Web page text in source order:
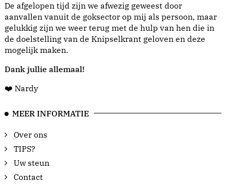
De afgelopen tijd zijn we afwezig geweest door
aanvallen vanuit de goksector op mij als persoon, maar
gelukkig zijn we weer terug met de hulp van hen die in
de doelstelling van de Knipselkrant geloven en deze
mogelijk maken.
Dank jullie allemaal!
❤️ Nardy
MEER INFORMATIE
Over ons
TIPS?
Uw steun
Contact